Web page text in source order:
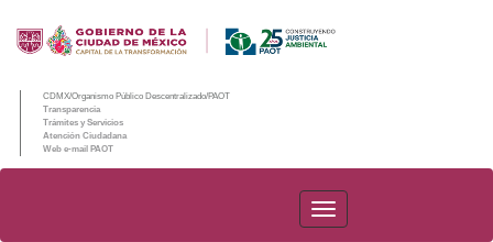
CDMX/Organismo Público Descentralizado/PAOT
Transparencia
Trámites y Servicios
Atención Ciudadana
Web e-mail PAOT
PAOT